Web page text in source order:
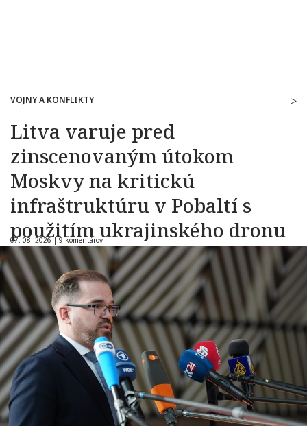
VOJNY A KONFLIKTY
Litva varuje pred
zinscenovaným útokom
Moskvy na kritickú
infraštruktúru v Pobaltí s
použitím ukrajinského dronu
07. 08. 2026 |9 komentárov